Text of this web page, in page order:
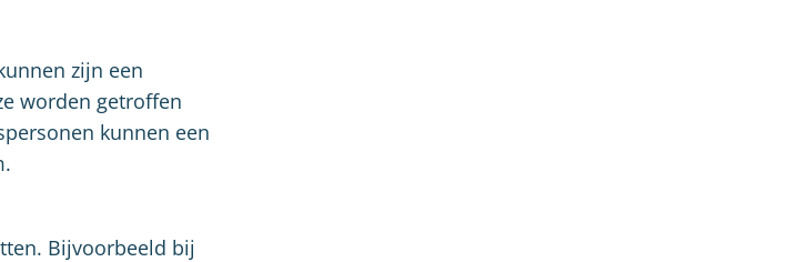
zijn een
worden getroffen
kunnen een
Bijvoorbeeld bij